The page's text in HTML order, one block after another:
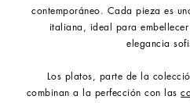
contemporáneo. Cada pieza es
italiana, ideal para
elegancia
Los platos, parte de la
combinan a la perfección con las